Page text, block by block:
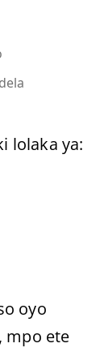
lolaka ya:
oyo
mpo ete